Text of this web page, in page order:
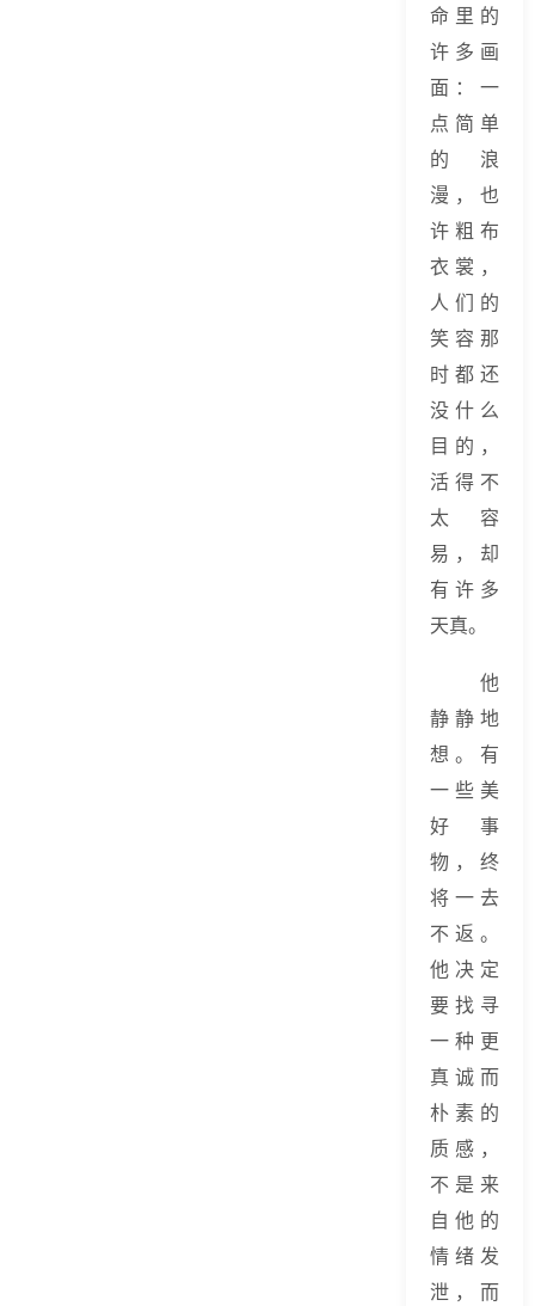
命里的
许多画
面：一
点简单
的浪
漫，也
许粗布
衣裳，
人们的
笑容那
时都还
没什么
目的，
活得不
太容
易，却
有许多
天真。
他
静静地
想。有
一些美
好事
物，终
将一去
不返。
他决定
要找寻
一种更
真诚而
朴素的
质感，
不是来
自他的
情绪发
泄，而